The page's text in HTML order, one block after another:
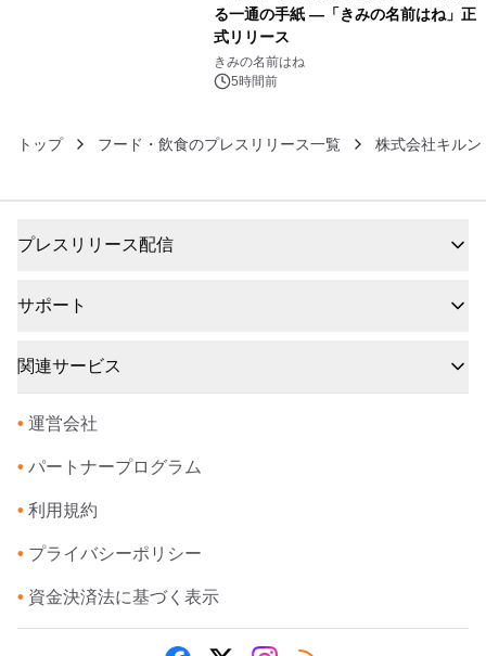
る一通の手紙 ―「きみの名前はね」正
式リリース
きみの名前はね
5時間前
トップ フード・飲食のプレスリリース一覧 株式会社キルン
プレスリリース配信
サポート
関連サービス
• 運営会社
• パートナープログラム
• 利用規約
• プライバシーポリシー
• 資金決済法に基づく表示